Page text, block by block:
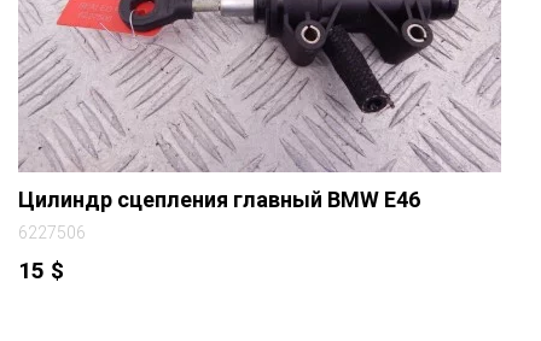
Цилиндр сцепления главный BMW E46
6227506
15 $